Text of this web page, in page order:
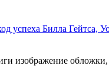
успеха Билла Гейтса,
изображение